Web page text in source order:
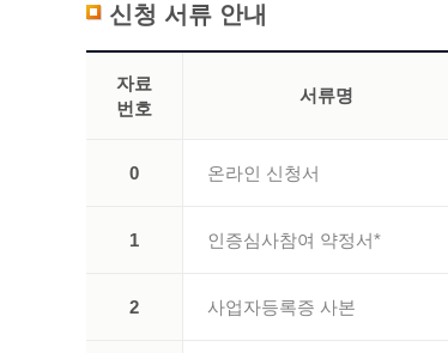
신청 서류 안내
자료
번호
서류명
0 온라인 신청서
1 인증심사참여 약정서*
2 사업자등록증 사본